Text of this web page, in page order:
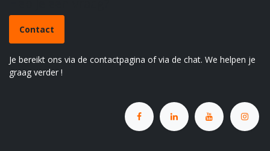
Contact
Je bereikt ons via de contactpagina of via de chat. We helpen je
graag verder !